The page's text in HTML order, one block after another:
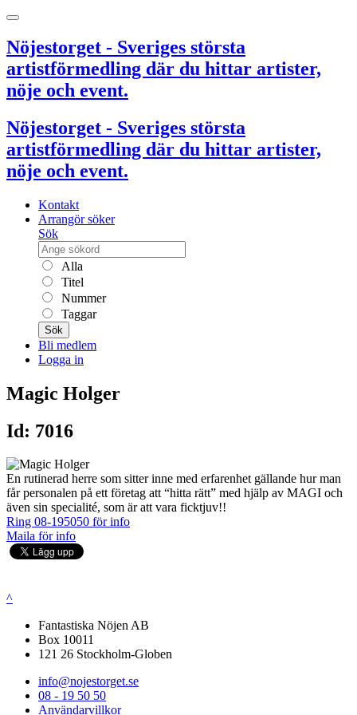
Nöjestorget - Sveriges största
artistförmedling där du hittar artister,
nöje och event.
Nöjestorget - Sveriges största
artistförmedling där du hittar artister,
nöje och event.
Kontakt
Arrangör söker
Sök
Alla
Titel
Nummer
Taggar
Sök
Bli medlem
Logga in
Magic Holger
Id: 7016
En rutinerad herre som sitter inne med erfarenhet gällande hur man
får personalen på ett företag att “hitta rätt” med hjälp av MAGI och
även sin specialité, som är att vara ficktjuv!!
Ring 08-195050 för info
Maila för info
^
Fantastiska Nöjen AB
Box 10011
121 26 Stockholm-Globen
info@nojestorget.se
08 - 19 50 50
Användarvillkor